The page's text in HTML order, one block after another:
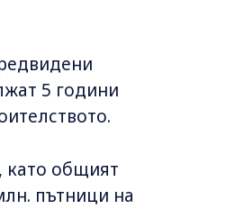
5 години
като общият
пътници на